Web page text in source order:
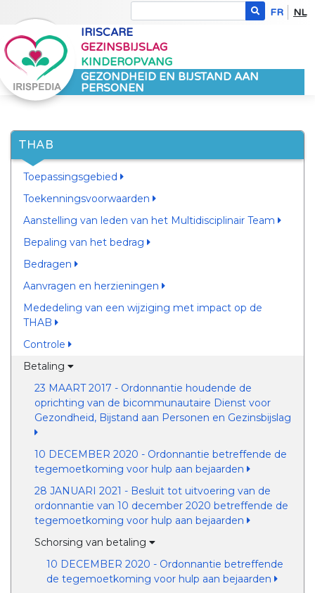
FR NL
IRISCARE
GEZINSBIJSLAG
KINDEROPVANG
GEZONDHEID EN BIJSTAND AAN
PERSONEN
THAB
Toepassingsgebied
Toekenningsvoorwaarden
Aanstelling van leden van het Multidisciplinair Team
Bepaling van het bedrag
Bedragen
Aanvragen en herzieningen
Mededeling van een wijziging met impact op de
THAB
Controle
Betaling
23 MAART 2017 - Ordonnantie houdende de
oprichting van de bicommunautaire Dienst voor
Gezondheid, Bijstand aan Personen en Gezinsbijslag
10 DECEMBER 2020 - Ordonnantie betreffende de
tegemoetkoming voor hulp aan bejaarden
28 JANUARI 2021 - Besluit tot uitvoering van de
ordonnantie van 10 december 2020 betreffende de
tegemoetkoming voor hulp aan bejaarden
Schorsing van betaling
10 DECEMBER 2020 - Ordonnantie betreffende
de tegemoetkoming voor hulp aan bejaarden